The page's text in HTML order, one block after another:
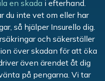
en skada i efterhand.
du inte vet om eller har
så hjälper Insurello dig.
och säkerställer
över skadan för att öka
även ärendet åt dig
på pengarna. Vi tar